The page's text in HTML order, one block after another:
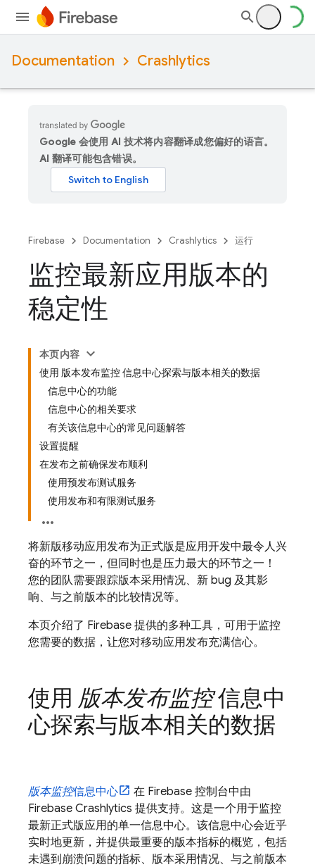
Documentation Crashlytics
Google 会使用 AI 技术将内容翻译成您偏好的语言。
AI 翻译可能包含错误。
Firebase Documentation Crashlytics 运行
监控最新应用版本的
稳定性
本页内容
使用 版本发布监控 信息中心探索与版本相关的数据
信息中心的功能
信息中心的相关要求
有关该信息中心的常见问题解答
设置提醒
在发布之前确保发布顺利
使用预发布测试服务
使用发布和有限测试服务
将新版移动应用发布为正式版是应用开发中最令人兴
奋的环节之一，但同时也是压力最大的环节之一！
您的团队需要跟踪版本采用情况、新 bug 及其影
响、与之前版本的比较情况等。
本页介绍了 Firebase 提供的多种工具，可用于监控
您需要的数据，让您对移动应用发布充满信心。
使用 版本发布监控信息中
心探索与版本相关的数据
版本监控信息中心 在 Firebase 控制台中由
Firebase Crashlytics 提供支持。这是一个用于监控
最新正式版应用的单一信息中心。该信息中心会近乎
实时地更新，并提供最重要的版本指标的概览，包括
未遇到崩溃问题的指标、版本采用情况、与之前版本